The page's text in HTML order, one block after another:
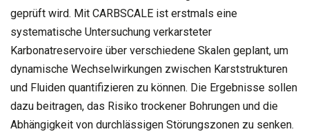
geprüft wird. Mit CARBSCALE ist erstmals eine
systematische Untersuchung verkarsteter
Karbonatreservoire über verschiedene Skalen geplant, um
dynamische Wechselwirkungen zwischen Karststrukturen
und Fluiden quantifizieren zu können. Die Ergebnisse sollen
dazu beitragen, das Risiko trockener Bohrungen und die
Abhängigkeit von durchlässigen Störungszonen zu senken.